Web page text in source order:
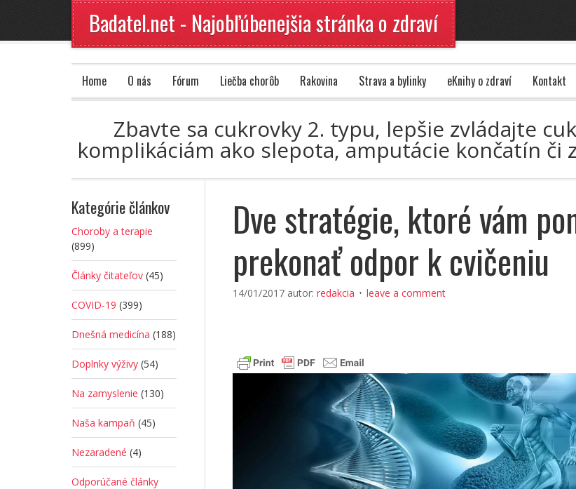
Badatel.net - Najobľúbenejšia stránka o zdraví
Home O nás Fórum Liečba chorôb Rakovina Strava a bylinky eKnihy o zdraví Kontakt
Zbavte sa cukrovky 2. typu, lepšie zvládajte
komplikáciám ako slepota, amputácie končatín či
Dve stratégie, ktoré vám
prekonať odpor k cvičeniu
14/01/2017 autor: redakcia leave a comment
Kategórie článkov
Choroby a terapie
(899)
Články čitateľov (45)
COVID-19 (399)
Dnešná medicína (188)
Doplnky výživy (54)
Na zamyslenie (130)
Naša kampaň (45)
Nezaradené (4)
Odporúčané články